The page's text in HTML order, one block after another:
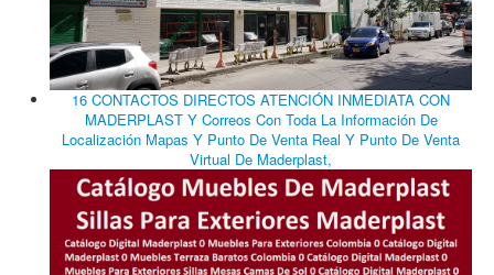
16 CONTACTOS DIRECTOS ATENCIÓN INMEDIATA CON
MADERPLAST Y Correos Con Toda La Información De
Localización Mapas Y Punto De Venta Real Y Punto De Venta
Virtual De Maderplast,